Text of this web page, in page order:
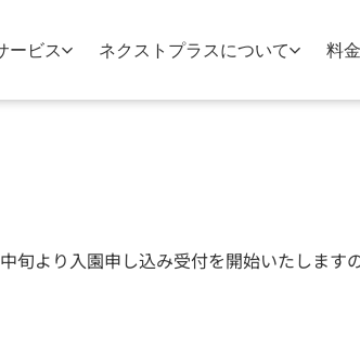
ービス ネクストプラスについて 料
より入園申し込み受付を開始いたします